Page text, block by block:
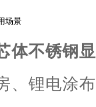
场景
体不锈钢
、锂电涂